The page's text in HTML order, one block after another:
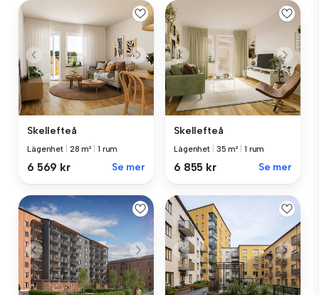
Skellefteå
Lägenhet 28 m² 1 rum
6 569 kr Se mer
Skellefteå
Lägenhet 35 m² 1 rum
6 855 kr Se mer